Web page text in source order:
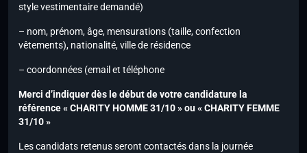
style vestimentaire demandé)
– nom, prénom, âge, mensurations (taille, confection
vêtements), nationalité, ville de résidence
– coordonnées (email et téléphone
Merci d’indiquer dès le début de votre candidature la
référence « CHARITY HOMME 31/10 » ou « CHARITY FEMME
31/10 »
Les candidats retenus seront contactés dans la journée